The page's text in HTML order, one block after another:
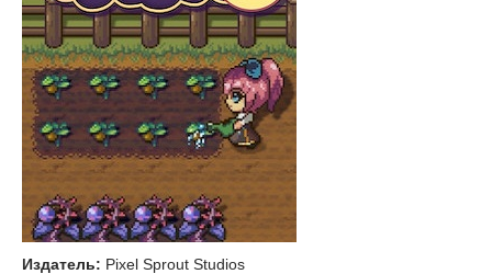
Издатель: Pixel Sprout Studios